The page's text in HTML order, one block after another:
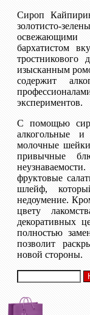
Сироп
золотисто-
бархатистом
тростникового
изысканным
содержит
экспериментов.
С помощью
алкогольные и
молочные
привычные
фруктовые
шлейф,
недоумение.
цвету
декоративных
полностью
позволит
новой стороны.